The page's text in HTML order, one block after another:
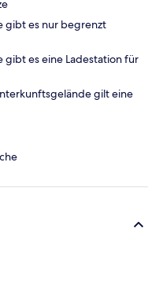
gibt es nur begrenzt
es eine Ladestation für
gilt eine